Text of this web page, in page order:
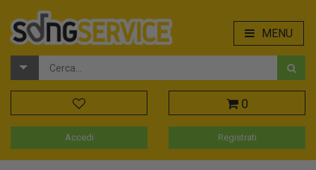
MENU
0
Accedi Registrati